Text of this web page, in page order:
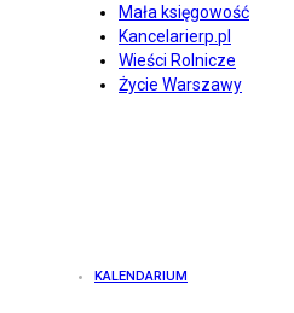
Mała księgowość
Kancelarierp.pl
Wieści Rolnicze
Życie Warszawy
KALENDARIUM